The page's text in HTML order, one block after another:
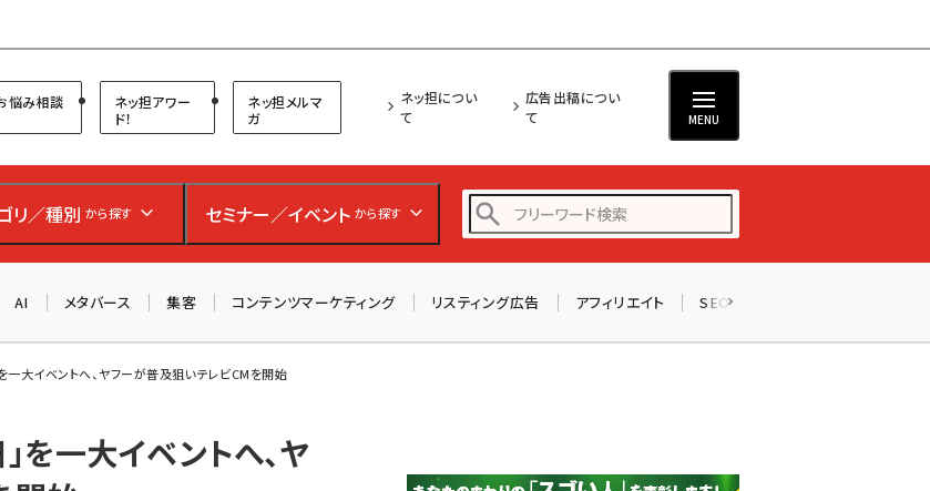
ォーラム
悩み相談
ネッ担アワー
ド！
ネッ担メルマ
ガ
ネッ担につい
て
広告出稿につい
て
MENU
リ／種別 から探す セミナー／イベント から探す
AI メタバース 集客 コンテンツマーケティング リスティング広告 アフィリエイト SEO
一大イベントへ、ヤフーが普及狙いテレビCMを開始
を一大イベントへ、ヤ